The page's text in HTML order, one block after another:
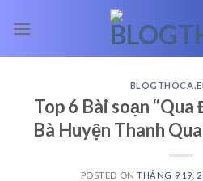
Top 6 Bài soạn
Bà Huyện Thanh
POSTED ONTHÁNG 9 19,